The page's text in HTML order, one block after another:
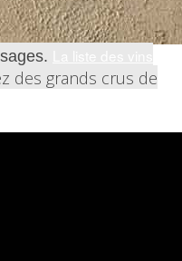
des grands crus de